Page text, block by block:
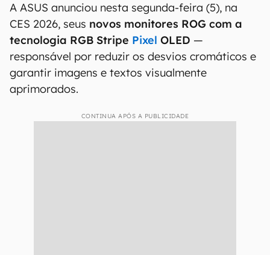
A ASUS anunciou nesta segunda-feira (5), na
CES 2026, seus novos monitores ROG com a
tecnologia RGB Stripe Pixel OLED —
responsável por reduzir os desvios cromáticos e
garantir imagens e textos visualmente
aprimorados.
CONTINUA APÓS A PUBLICIDADE